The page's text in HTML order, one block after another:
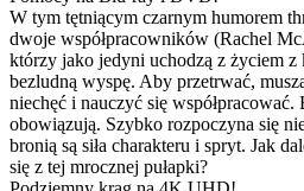
W tym tętniącym czarnym humorem
dwoje współpracowników (Rachel
którzy jako jedyni uchodzą z życiem z
bezludną wyspę. Aby przetrwać,
niechęć i nauczyć się
obowiązują. Szybko rozpoczyna się
bronią są siła charakteru i spryt. Jak
się z tej mrocznej pułapki?